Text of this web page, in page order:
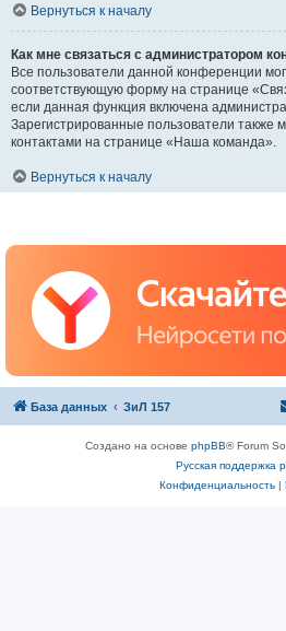
Вернуться к началу
Как мне связаться с администратором
Все пользователи данной конференции
соответствующую форму на странице
если данная функция включена
Зарегистрированные пользователи также
контактами на странице «Наша команда».
Вернуться к началу
База данных ЗиЛ 157
Создано на основе phpBB® Forum
Русская поддержка
Конфиденциальность|